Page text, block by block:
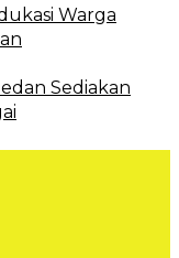
Warga
Sediakan